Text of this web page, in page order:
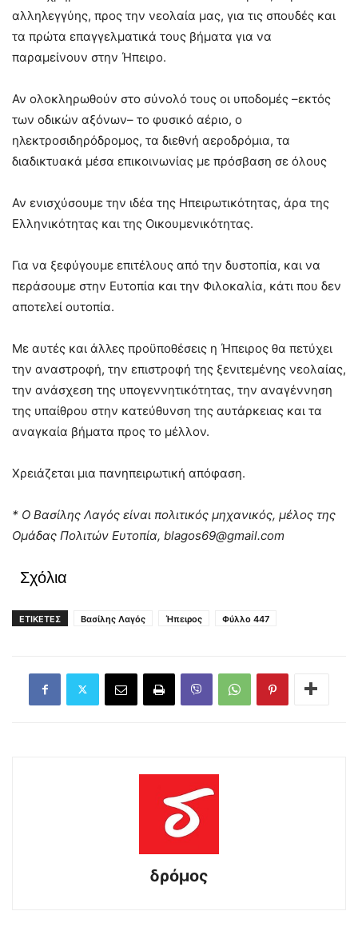
αλληλεγγύης, προς την νεολαία μας, για τις σπουδές και
τα πρώτα επαγγελματικά τους βήματα για να
παραμείνουν στην Ήπειρο.
Αν ολοκληρωθούν στο σύνολό τους οι υποδομές –εκτός
των οδικών αξόνων– το φυσικό αέριο, ο
ηλεκτροσιδηρόδρομος, τα διεθνή αεροδρόμια, τα
διαδικτυακά μέσα επικοινωνίας με πρόσβαση σε όλους
Αν ενισχύσουμε την ιδέα της Ηπειρωτικότητας, άρα της
Ελληνικότητας και της Οικουμενικότητας.
Για να ξεφύγουμε επιτέλους από την δυστοπία, και να
περάσουμε στην Ευτοπία και την Φιλοκαλία, κάτι που δεν
αποτελεί ουτοπία.
Με αυτές και άλλες προϋποθέσεις η Ήπειρος θα πετύχει
την αναστροφή, την επιστροφή της ξενιτεμένης νεολαίας,
την ανάσχεση της υπογεννητικότητας, την αναγέννηση
της υπαίθρου στην κατεύθυνση της αυτάρκειας και τα
αναγκαία βήματα προς το μέλλον.
Χρειάζεται μια πανηπειρωτική απόφαση.
* Ο Βασίλης Λαγός είναι πολιτικός μηχανικός, μέλος της
Ομάδας Πολιτών Ευτοπία, blagos69@gmail.com
Σχόλια
ΕΤΙΚΕΤΕΣ Βασίλης Λαγός Ήπειρος Φύλλο 447
δρόμος